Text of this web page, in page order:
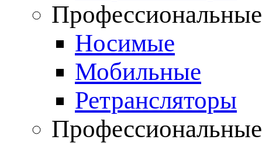
Носимые
Мобильные
Ретрансляторы